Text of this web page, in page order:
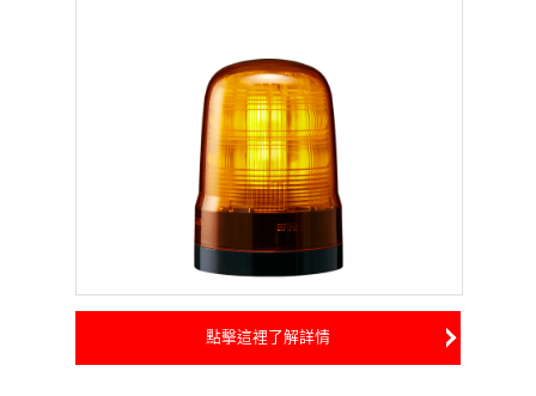
點擊這裡了解詳情